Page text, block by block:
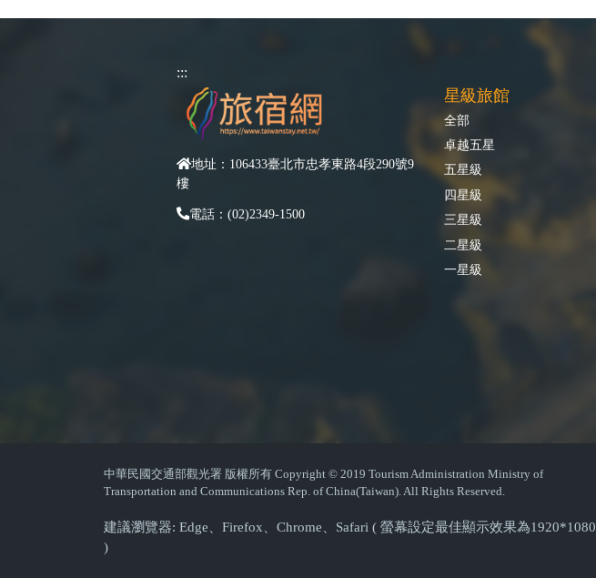
:::
地址：106433臺北市忠孝東路4段290號9
樓
電話：(02)2349-1500
星級旅館
全部
卓越五星
五星級
四星級
三星級
二星級
一星級
中華民國交通部觀光署 版權所有 Copyright © 2019 Tourism Administration Ministry of
Transportation and Communications Rep. of China(Taiwan). All Rights Reserved.
建議瀏覽器: Edge、Firefox、Chrome、Safari ( 螢幕設定最佳顯示效果為1920*1080
)